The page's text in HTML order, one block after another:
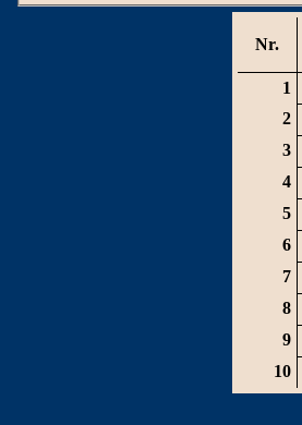
Nr.
1
2
3
4
5
6
7
8
9
10